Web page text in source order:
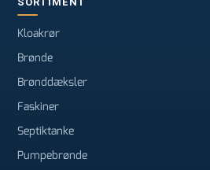
Kloakrør
Brønde
Brønddæksler
Faskiner
Septiktanke
Pumpebrønde